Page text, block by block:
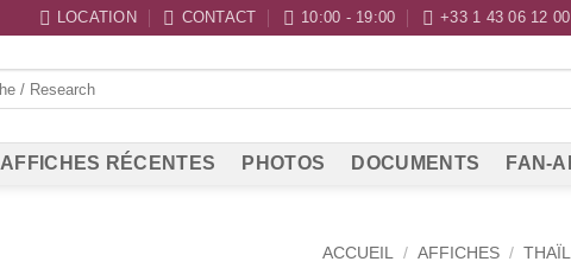
LOCATION CONTACT 10:00 - 19:00 +33 1 43 06 12 00
AFFICHES RÉCENTES PHOTOS DOCUMENTS FAN-
ACCUEIL / AFFICHES /